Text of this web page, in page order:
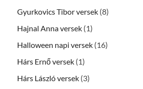
Gyurkovics Tibor versek (8)
Hajnal Anna versek (1)
Halloween napi versek (16)
Hárs Ernő versek (1)
Hárs László versek (3)